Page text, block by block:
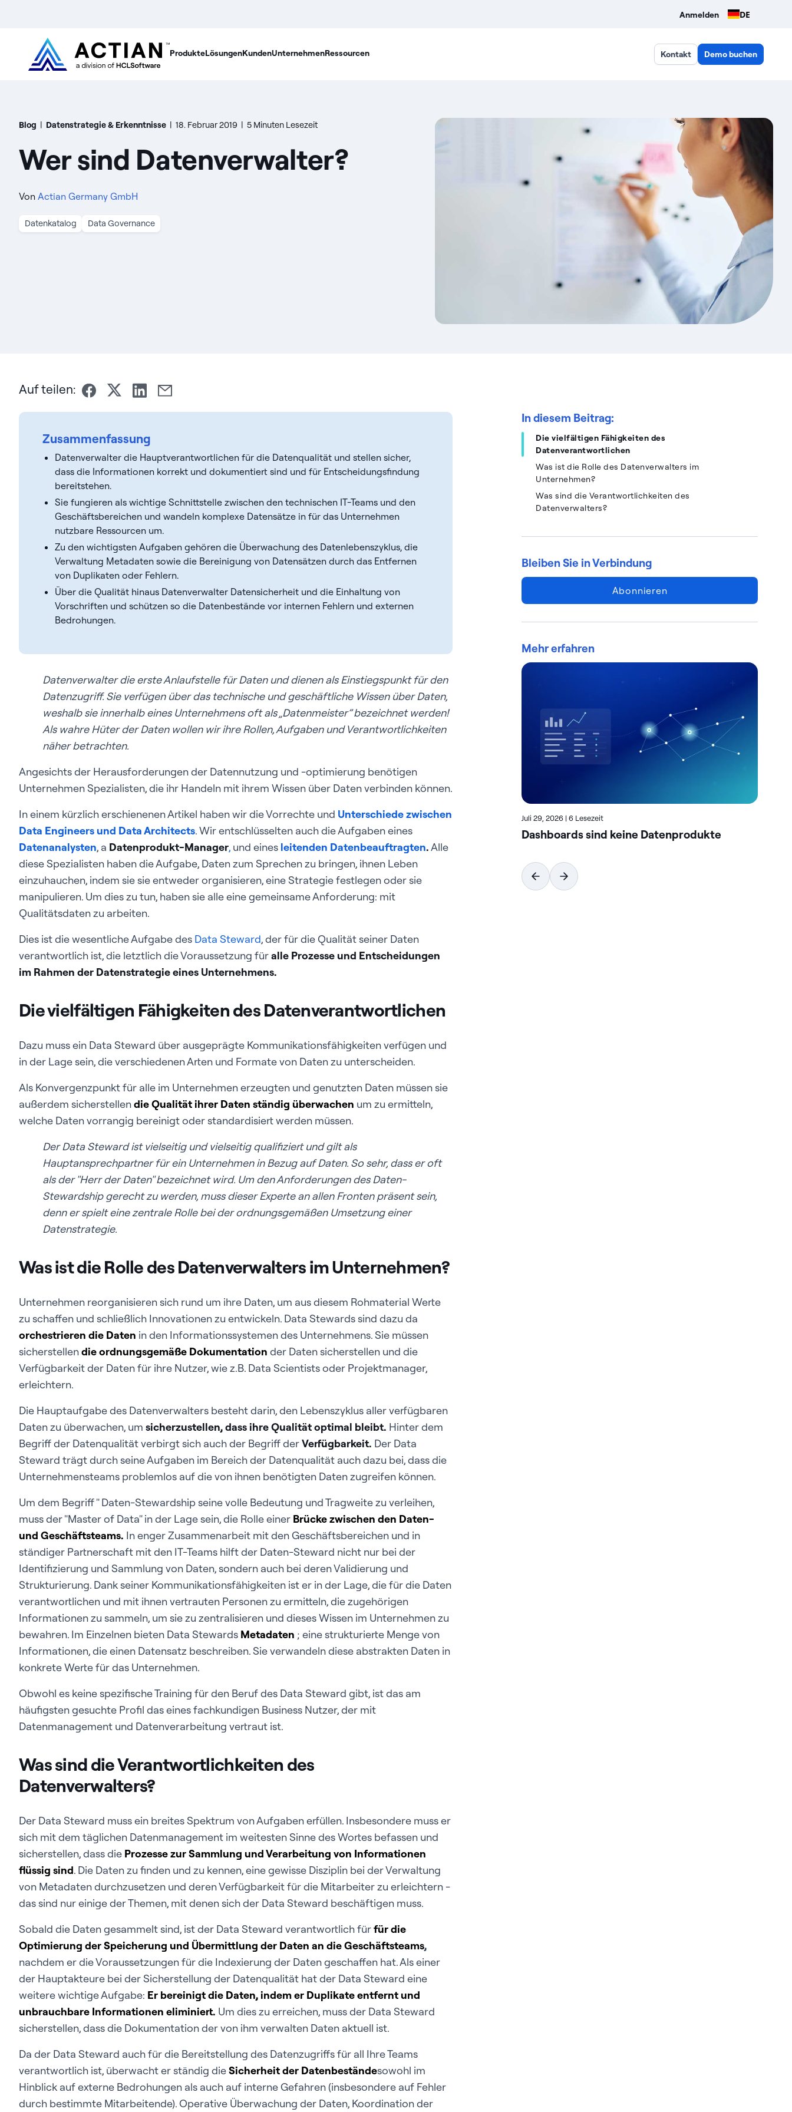
Anmelden DE
ProdukteLösungenKundenUnternehmenRessourcen Kontakt Demo buchen
Blog | Datenstrategie & Erkenntnisse | 18. Februar 2019 | 5 Minuten Lesezeit
Wer sind Datenverwalter?
Von Actian Germany GmbH
Datenkatalog Data Governance
Auf teilen:
Zusammenfassung
Datenverwalter die Hauptverantwortlichen für die Datenqualität und stellen sicher,
dass die Informationen korrekt und dokumentiert sind und für Entscheidungsfindung
bereitstehen.
Sie fungieren als wichtige Schnittstelle zwischen den technischen IT-Teams und den
Geschäftsbereichen und wandeln komplexe Datensätze in für das Unternehmen
nutzbare Ressourcen um.
Zu den wichtigsten Aufgaben gehören die Überwachung des Datenlebenszyklus, die
Verwaltung Metadaten sowie die Bereinigung von Datensätzen durch das Entfernen
von Duplikaten oder Fehlern.
Über die Qualität hinaus Datenverwalter Datensicherheit und die Einhaltung von
Vorschriften und schützen so die Datenbestände vor internen Fehlern und externen
Bedrohungen.
Datenverwalter die erste Anlaufstelle für Daten und dienen als Einstiegspunkt für den
Datenzugriff. Sie verfügen über das technische und geschäftliche Wissen über Daten,
weshalb sie innerhalb eines Unternehmens oft als „Datenmeister” bezeichnet werden!
Als wahre Hüter der Daten wollen wir ihre Rollen, Aufgaben und Verantwortlichkeiten
näher betrachten.
Angesichts der Herausforderungen der Datennutzung und -optimierung benötigen
Unternehmen Spezialisten, die ihr Handeln mit ihrem Wissen über Daten verbinden können.
In einem kürzlich erschienenen Artikel haben wir die Vorrechte und Unterschiede zwischen
Data Engineers und Data Architects. Wir entschlüsselten auch die Aufgaben eines
Datenanalysten, a Datenprodukt-Manager, und eines leitenden Datenbeauftragten.Alle
diese Spezialisten haben die Aufgabe, Daten zum Sprechen zu bringen, ihnen Leben
einzuhauchen, indem sie sie entweder organisieren, eine Strategie festlegen oder sie
manipulieren. Um dies zu tun, haben sie alle eine gemeinsame Anforderung: mit
Qualitätsdaten zu arbeiten.
Dies ist die wesentliche Aufgabe des Data Steward, der für die Qualität seiner Daten
verantwortlich ist, die letztlich die Voraussetzung füralle Prozesse und Entscheidungen
im Rahmen der Datenstrategie eines Unternehmens.
Die vielfältigen Fähigkeiten des Datenverantwortlichen
Dazu muss ein Data Steward über ausgeprägte Kommunikationsfähigkeiten verfügen und
in der Lage sein, die verschiedenen Arten und Formate von Daten zu unterscheiden.
Als Konvergenzpunkt für alle im Unternehmen erzeugten und genutzten Daten müssen sie
außerdem sicherstellendie Qualität ihrer Daten ständig überwachen um zu ermitteln,
welche Daten vorrangig bereinigt oder standardisiert werden müssen.
Der Data Steward ist vielseitig und vielseitig qualifiziert und gilt als
Hauptansprechpartner für ein Unternehmen in Bezug auf Daten. So sehr, dass er oft
als der "Herr der Daten" bezeichnet wird. Um den Anforderungen des Daten-
Stewardship gerecht zu werden, muss dieser Experte an allen Fronten präsent sein,
denn er spielt eine zentrale Rolle bei der ordnungsgemäßen Umsetzung einer
Datenstrategie.
Was ist die Rolle des Datenverwalters im Unternehmen?
Unternehmen reorganisieren sich rund um ihre Daten, um aus diesem Rohmaterial Werte
zu schaffen und schließlich Innovationen zu entwickeln. Data Stewards sind dazu da
orchestrieren die Daten in den Informationssystemen des Unternehmens. Sie müssen
sicherstellendie ordnungsgemäße Dokumentation der Daten sicherstellen und die
Verfügbarkeit der Daten für ihre Nutzer, wie z.B. Data Scientists oder Projektmanager,
erleichtern.
Die Hauptaufgabe des Datenverwalters besteht darin, den Lebenszyklus aller verfügbaren
Daten zu überwachen, um sicherzustellen, dass ihre Qualität optimal bleibt. Hinter dem
Begriff der Datenqualität verbirgt sich auch der Begriff derVerfügbarkeit. Der Data
Steward trägt durch seine Aufgaben im Bereich der Datenqualität auch dazu bei, dass die
Unternehmensteams problemlos auf die von ihnen benötigten Daten zugreifen können.
Um dem Begriff " Daten-Stewardship seine volle Bedeutung und Tragweite zu verleihen,
muss der "Master of Data" in der Lage sein, die Rolle einer Brücke zwischen den Daten-
und Geschäftsteams. In enger Zusammenarbeit mit den Geschäftsbereichen und in
ständiger Partnerschaft mit den IT-Teams hilft der Daten-Steward nicht nur bei der
Identifizierung und Sammlung von Daten, sondern auch bei deren Validierung und
Strukturierung. Dank seiner Kommunikationsfähigkeiten ist er in der Lage, die für die Daten
verantwortlichen und mit ihnen vertrauten Personen zu ermitteln, die zugehörigen
Informationen zu sammeln, um sie zu zentralisieren und dieses Wissen im Unternehmen zu
bewahren. Im Einzelnen bieten Data Stewards Metadaten ; eine strukturierte Menge von
Informationen, die einen Datensatz beschreiben. Sie verwandeln diese abstrakten Daten in
konkrete Werte für das Unternehmen.
Obwohl es keine spezifische Training für den Beruf des Data Steward gibt, ist das am
häufigsten gesuchte Profil das eines fachkundigen Business Nutzer, der mit
Datenmanagement und Datenverarbeitung vertraut ist.
Was sind die Verantwortlichkeiten des
Datenverwalters?
Der Data Steward muss ein breites Spektrum von Aufgaben erfüllen. Insbesondere muss er
sich mit dem täglichen Datenmanagement im weitesten Sinne des Wortes befassen und
sicherstellen, dass die Prozesse zur Sammlung und Verarbeitung von Informationen
flüssig sind. Die Daten zu finden und zu kennen, eine gewisse Disziplin bei der Verwaltung
von Metadaten durchzusetzen und deren Verfügbarkeit für die Mitarbeiter zu erleichtern -
das sind nur einige der Themen, mit denen sich der Data Steward beschäftigen muss.
Sobald die Daten gesammelt sind, ist der Data Steward verantwortlich fürfür die
Optimierung der Speicherung und Übermittlung der Daten an die Geschäftsteams,
nachdem er die Voraussetzungen für die Indexierung der Daten geschaffen hat. Als einer
der Hauptakteure bei der Sicherstellung der Datenqualität hat der Data Steward eine
weitere wichtige Aufgabe: Er bereinigt die Daten, indem er Duplikate entfernt und
unbrauchbare Informationen eliminiert. Um dies zu erreichen, muss der Data Steward
sicherstellen, dass die Dokumentation der von ihm verwalten Daten aktuell ist.
Da der Data Steward auch für die Bereitstellung des Datenzugriffs für all Ihre Teams
verantwortlich ist, überwacht er ständig dieSicherheit der Datenbeständesowohl im
Hinblick auf externe Bedrohungen als auch auf interne Gefahren (insbesondere auf Fehler
durch bestimmte Mitarbeitende). Operative Überwachung der Daten, Koordination der
In diesem Beitrag:
Die vielfältigen Fähigkeiten des
Datenverantwortlichen
Was ist die Rolle des Datenverwalters im
Unternehmen?
Was sind die Verantwortlichkeiten des
Datenverwalters?
Bleiben Sie in Verbindung
Abonnieren
Mehr erfahren
Juli 29, 2026 | 6 Lesezeit
Dashboards sind keine Datenprodukte